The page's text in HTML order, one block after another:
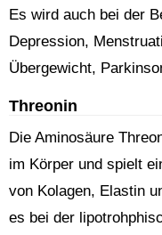
Es wird auch bei der
Depression,
Übergewicht,
Threonin
Die Aminosäure
im Körper und spielt
von Kolagen, Elastin
es bei der